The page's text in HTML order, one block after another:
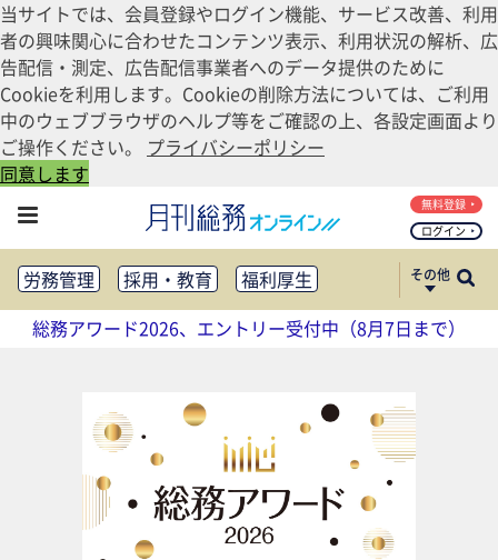
当サイトでは、会員登録やログイン機能、サービス改善、利用
者の興味関心に合わせたコンテンツ表示、利用状況の解析、広
告配信・測定、広告配信事業者へのデータ提供のために
Cookieを利用します。Cookieの削除方法については、ご利用
中のウェブブラウザのヘルプ等をご確認の上、各設定画面より
ご操作ください。 プライバシーポリシー
同意します
ログイン
無料登録
労務管理 採用・教育
福利厚生
健康経営
働き方改革
法務・コンプライアンス
社外・社内広報
社外・社内コミュニケーション活性化
FM・オフィス移転
CSR・SDGs
テクノロジー活用・DX
助成金・補助金・コスト削減
アウトソーシング・BPO
調査・レポート
その他
総務アワード2026、エントリー受付中（8月7日まで）